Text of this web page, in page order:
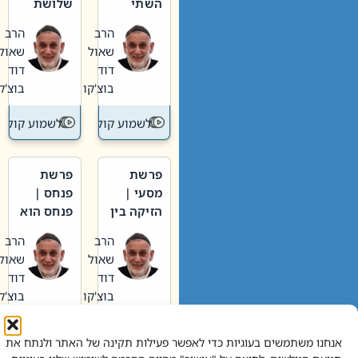
אנחנו משתמשים בעוגיות כדי לאפשר פעילות תקינה של האתר ולנתח את
וערב של
חיינו
הרב
שאול
דוד
בוצ'קו
לשמוע קול תורה – מדרש
האבות
הרב
שאול
דוד
בוצ'קו
לשמוע קול
פרשת
מסעי |
הזיקה בין
הגדול לעם הרב
שאול
דוד
בוצ'קו
לשמוע קול תורה – מדרש
פרשת
פנחס |
פנחס הוא
אליהו: בין
קנאות
הורסת
לקנאות
בונה
הרב
שאול
דוד
בוצ'קו
לשמוע קול